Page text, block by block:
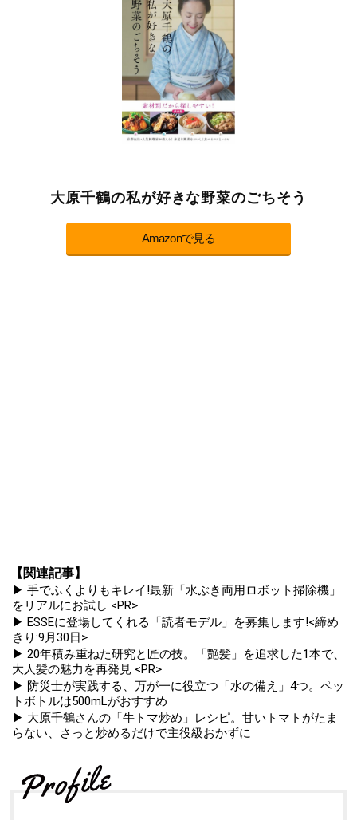
大原千鶴の私が好きな野菜のごちそう
Amazonで見る
【関連記事】
▶ 手でふくよりもキレイ!最新「水ぶき両用ロボット掃除機」
をリアルにお試し <PR>
▶ ESSEに登場してくれる「読者モデル」を募集します!<締め
きり:9月30日>
▶ 20年積み重ねた研究と匠の技。「艶髪」を追求した1本で、
大人髪の魅力を再発見 <PR>
▶ 防災士が実践する、万が一に役立つ「水の備え」4つ。ペッ
トボトルは500mLがおすすめ
▶ 大原千鶴さんの「牛トマ炒め」レシピ。甘いトマトがたま
らない、さっと炒めるだけで主役級おかずに